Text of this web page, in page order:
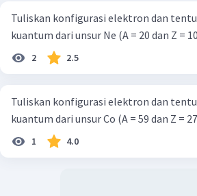
Tuliskan konfigurasi elektron dan
kuantum dari unsur Ne (A = 20 dan Z =
2 2.5
Tuliskan konfigurasi elektron dan
kuantum dari unsur Co (A = 59 dan Z =
1 4.0